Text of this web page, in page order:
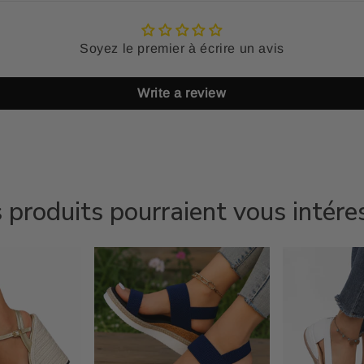
Soyez le premier à écrire un avis
Write a review
produits pourraient vous